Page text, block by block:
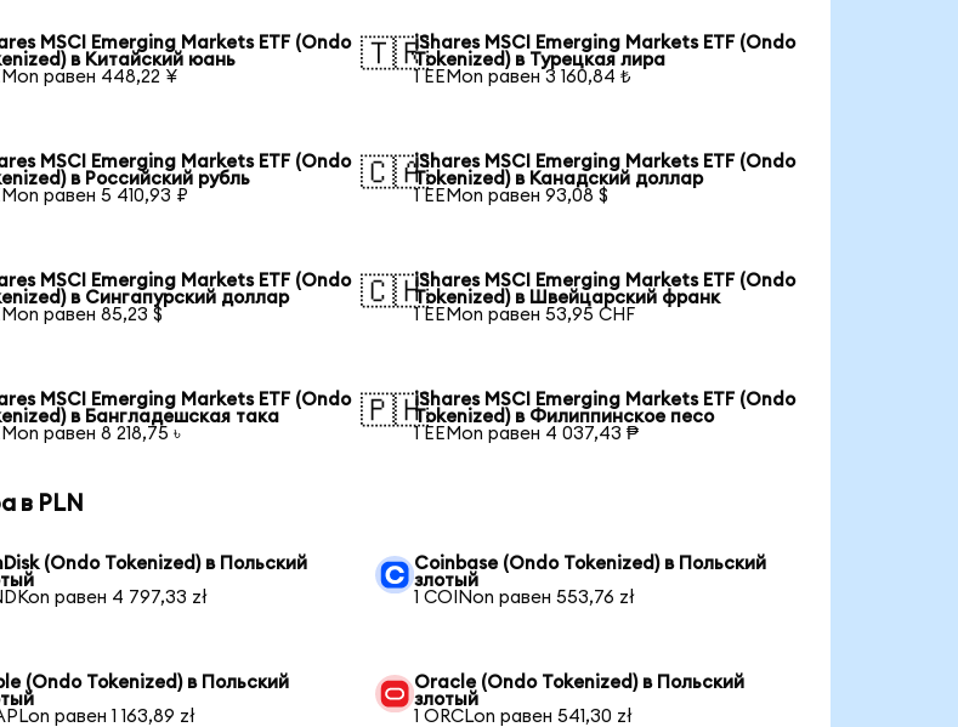
MSCI Emerging Markets ETF (Ondo
в Китайский юань
равен 448,22 ¥
🇹🇷iShares MSCI Emerging Markets ETF (Ondo
Tokenized) в Турецкая лира
1 EEMon равен 3 160,84 ₺
MSCI Emerging Markets ETF (Ondo
в Российский рубль
равен 5 410,93 ₽
🇨🇦iShares MSCI Emerging Markets ETF (Ondo
Tokenized) в Канадский доллар
1 EEMon равен 93,08 $
MSCI Emerging Markets ETF (Ondo
в Сингапурский доллар
равен 85,23 $
🇨🇭iShares MSCI Emerging Markets ETF (Ondo
Tokenized) в Швейцарский франк
1 EEMon равен 53,95 CHF
MSCI Emerging Markets ETF (Ondo
в Бангладешская така
равен 8 218,75 ৳
🇵🇭iShares MSCI Emerging Markets ETF (Ondo
Tokenized) в Филиппинское песо
1 EEMon равен 4 037,43 ₱
в PLN
(Ondo Tokenized) в Польский
равен 4 797,33 zł
Coinbase (Ondo Tokenized) в Польский
злотый
1 COINon равен 553,76 zł
(Ondo Tokenized) в Польский
равен 1 163,89 zł
Oracle (Ondo Tokenized) в Польский
злотый
1 ORCLon равен 541,30 zł